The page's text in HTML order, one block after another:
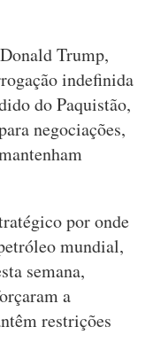
Trump,
indefinida
do Paquistão,
negociações,
por onde
mundial,
semana,
a
restrições